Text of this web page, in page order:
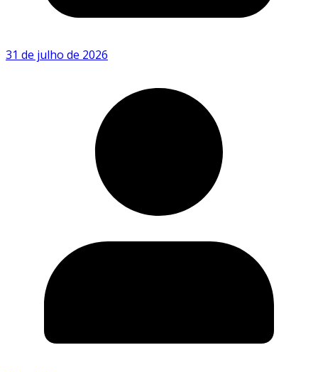
31 de julho de 2026